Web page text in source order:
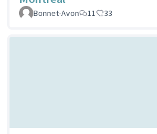
Bonnet-Avon 11 33